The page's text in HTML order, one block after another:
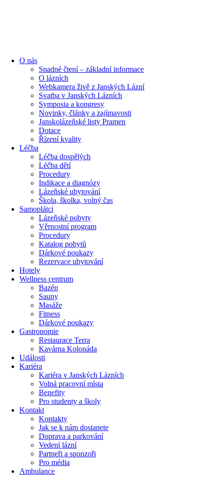
O nás
Snadné čtení – základní informace
O lázních
Webkamera živě z Janských Lázní
Svatba v Janských Lázních
Symposia a kongresy
Novinky, články a zajímavosti
Janskolázeňské listy Pramen
Dotace
Řízení kvality
Léčba
Léčba dospělých
Léčba dětí
Procedury
Indikace a diagnózy
Lázeňské ubytování
Škola, školka, volný čas
Samoplátci
Lázeňské pobyty
Věrnostní program
Procedury
Katalog pobytů
Dárkové poukazy​
Rezervace ubytování
Hotely
Wellness centrum
Bazén
Sauny
Masáže
Fitness
Dárkové poukazy​
Gastronomie
Restaurace Terra
Kavárna Kolonáda
Události
Kariéra
Kariéra v Janských Lázních
Volná pracovní místa
Benefity
Pro studenty a školy
Kontakt
Kontakty
Jak se k nám dostanete
Doprava a parkování
Vedení lázní
Partneři a sponzoři
Pro média
Ambulance